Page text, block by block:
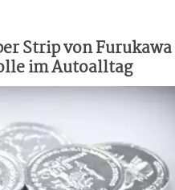
Strip von Furukawa
im Autoalltag